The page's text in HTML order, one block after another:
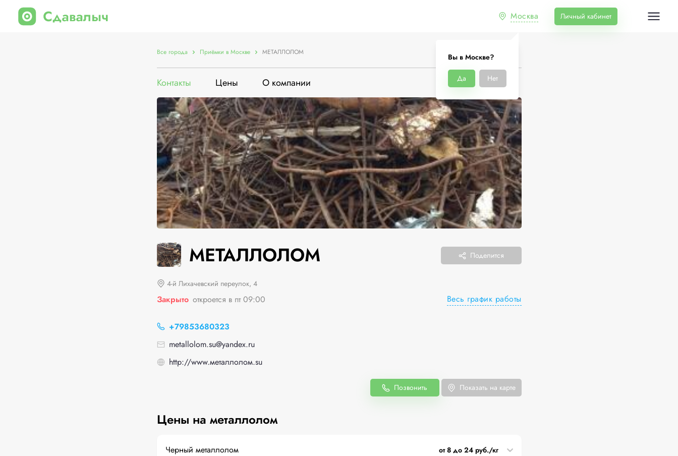
Москва
Вы в Москве?
Да Нет
Личный кабинет
Все города Приёмки в Москве МЕТАЛЛОЛОМ
Контакты Цены О компании
МЕТАЛЛОЛОМ Поделится
4-й Лихачевский переулок, 4
Закрыто откроется в пт 09:00 Весь график работы
+79853680323
metallolom.su@yandex.ru
http://www.металлолом.su
Позвонить Показать на карте
Цены на металлолом
Черный металлолом от 8 до 24 руб./кг